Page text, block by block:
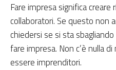
Fare impresa significa
collaboratori. Se questo non
chiedersi se si sta
fare impresa. Non c’è nulla
essere imprenditori.